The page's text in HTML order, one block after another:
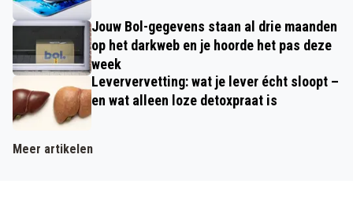
Jouw Bol-gegevens staan al drie maanden
op het darkweb en je hoorde het pas deze
week
Leververvetting: wat je lever écht sloopt –
en wat alleen loze detoxpraat is
Meer artikelen